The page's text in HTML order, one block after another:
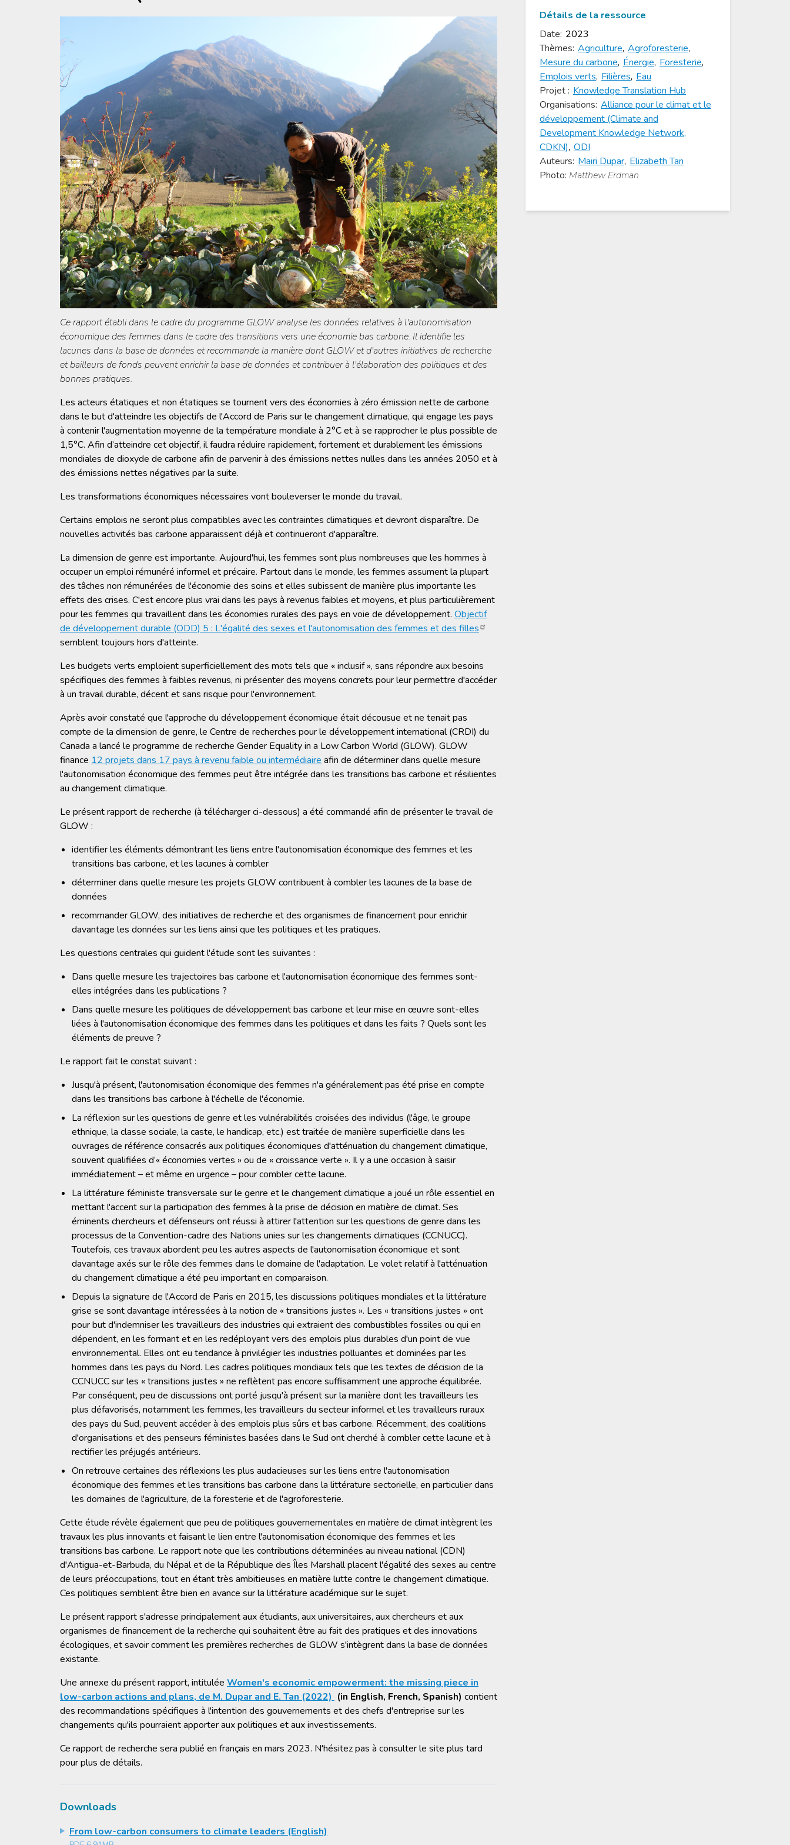
Ce rapport établi dans le cadre du programme GLOW analyse les données relatives à l'autonomisation
économique des femmes dans le cadre des transitions vers une économie bas carbone. Il identifie les
lacunes dans la base de données et recommande la manière dont GLOW et d'autres initiatives de recherche
et bailleurs de fonds peuvent enrichir la base de données et contribuer à l'élaboration des politiques et des
bonnes pratiques.
Les acteurs étatiques et non étatiques se tournent vers des économies à zéro émission nette de carbone
dans le but d'atteindre les objectifs de l'Accord de Paris sur le changement climatique, qui engage les pays
à contenir l'augmentation moyenne de la température mondiale à 2°C et à se rapprocher le plus possible de
1,5°C. Afin d’atteindre cet objectif, il faudra réduire rapidement, fortement et durablement les émissions
mondiales de dioxyde de carbone afin de parvenir à des émissions nettes nulles dans les années 2050 et à
des émissions nettes négatives par la suite.
Les transformations économiques nécessaires vont bouleverser le monde du travail.
Certains emplois ne seront plus compatibles avec les contraintes climatiques et devront disparaître. De
nouvelles activités bas carbone apparaissent déjà et continueront d'apparaître.
La dimension de genre est importante. Aujourd'hui, les femmes sont plus nombreuses que les hommes à
occuper un emploi rémunéré informel et précaire. Partout dans le monde, les femmes assument la plupart
des tâches non rémunérées de l'économie des soins et elles subissent de manière plus importante les
effets des crises. C'est encore plus vrai dans les pays à revenus faibles et moyens, et plus particulièrement
pour les femmes qui travaillent dans les économies rurales des pays en voie de développement. Objectif
de développement durable (ODD) 5 : L'égalité des sexes et l'autonomisation des femmes et des filles
semblent toujours hors d'atteinte.
Les budgets verts emploient superficiellement des mots tels que « inclusif », sans répondre aux besoins
spécifiques des femmes à faibles revenus, ni présenter des moyens concrets pour leur permettre d'accéder
à un travail durable, décent et sans risque pour l'environnement.
Après avoir constaté que l'approche du développement économique était décousue et ne tenait pas
compte de la dimension de genre, le Centre de recherches pour le développement international (CRDI) du
Canada a lancé le programme de recherche Gender Equality in a Low Carbon World (GLOW). GLOW
finance 12 projets dans 17 pays à revenu faible ou intermédiaire afin de déterminer dans quelle mesure
l'autonomisation économique des femmes peut être intégrée dans les transitions bas carbone et résilientes
au changement climatique.
Le présent rapport de recherche (à télécharger ci-dessous) a été commandé afin de présenter le travail de
GLOW :
identifier les éléments démontrant les liens entre l'autonomisation économique des femmes et les
transitions bas carbone, et les lacunes à combler
déterminer dans quelle mesure les projets GLOW contribuent à combler les lacunes de la base de
données
recommander GLOW, des initiatives de recherche et des organismes de financement pour enrichir
davantage les données sur les liens ainsi que les politiques et les pratiques.
Les questions centrales qui guident l'étude sont les suivantes :
Dans quelle mesure les trajectoires bas carbone et l'autonomisation économique des femmes sont-
elles intégrées dans les publications ?
Dans quelle mesure les politiques de développement bas carbone et leur mise en œuvre sont-elles
liées à l'autonomisation économique des femmes dans les politiques et dans les faits ? Quels sont les
éléments de preuve ?
Le rapport fait le constat suivant :
Jusqu'à présent, l'autonomisation économique des femmes n'a généralement pas été prise en compte
dans les transitions bas carbone à l'échelle de l'économie.
La réflexion sur les questions de genre et les vulnérabilités croisées des individus (l'âge, le groupe
ethnique, la classe sociale, la caste, le handicap, etc.) est traitée de manière superficielle dans les
ouvrages de référence consacrés aux politiques économiques d'atténuation du changement climatique,
souvent qualifiées d’« économies vertes » ou de « croissance verte ». Il y a une occasion à saisir
immédiatement – et même en urgence – pour combler cette lacune.
La littérature féministe transversale sur le genre et le changement climatique a joué un rôle essentiel en
mettant l'accent sur la participation des femmes à la prise de décision en matière de climat. Ses
éminents chercheurs et défenseurs ont réussi à attirer l'attention sur les questions de genre dans les
processus de la Convention-cadre des Nations unies sur les changements climatiques (CCNUCC).
Toutefois, ces travaux abordent peu les autres aspects de l'autonomisation économique et sont
davantage axés sur le rôle des femmes dans le domaine de l'adaptation. Le volet relatif à l'atténuation
du changement climatique a été peu important en comparaison.
Depuis la signature de l'Accord de Paris en 2015, les discussions politiques mondiales et la littérature
grise se sont davantage intéressées à la notion de « transitions justes ». Les « transitions justes » ont
pour but d'indemniser les travailleurs des industries qui extraient des combustibles fossiles ou qui en
dépendent, en les formant et en les redéployant vers des emplois plus durables d'un point de vue
environnemental. Elles ont eu tendance à privilégier les industries polluantes et dominées par les
hommes dans les pays du Nord. Les cadres politiques mondiaux tels que les textes de décision de la
CCNUCC sur les « transitions justes » ne reflètent pas encore suffisamment une approche équilibrée.
Par conséquent, peu de discussions ont porté jusqu'à présent sur la manière dont les travailleurs les
plus défavorisés, notamment les femmes, les travailleurs du secteur informel et les travailleurs ruraux
des pays du Sud, peuvent accéder à des emplois plus sûrs et bas carbone. Récemment, des coalitions
d'organisations et des penseurs féministes basées dans le Sud ont cherché à combler cette lacune et à
rectifier les préjugés antérieurs.
On retrouve certaines des réflexions les plus audacieuses sur les liens entre l'autonomisation
économique des femmes et les transitions bas carbone dans la littérature sectorielle, en particulier dans
les domaines de l'agriculture, de la foresterie et de l'agroforesterie.
Cette étude révèle également que peu de politiques gouvernementales en matière de climat intègrent les
travaux les plus innovants et faisant le lien entre l'autonomisation économique des femmes et les
transitions bas carbone. Le rapport note que les contributions déterminées au niveau national (CDN)
d'Antigua-et-Barbuda, du Népal et de la République des Îles Marshall placent l'égalité des sexes au centre
de leurs préoccupations, tout en étant très ambitieuses en matière lutte contre le changement climatique.
Ces politiques semblent être bien en avance sur la littérature académique sur le sujet.
Le présent rapport s'adresse principalement aux étudiants, aux universitaires, aux chercheurs et aux
organismes de financement de la recherche qui souhaitent être au fait des pratiques et des innovations
écologiques, et savoir comment les premières recherches de GLOW s'intègrent dans la base de données
existante.
Une annexe du présent rapport, intitulée Women's economic empowerment: the missing piece in
low-carbon actions and plans, de M. Dupar and E. Tan (2022) (in English, French, Spanish) contient
des recommandations spécifiques à l'intention des gouvernements et des chefs d'entreprise sur les
changements qu'ils pourraient apporter aux politiques et aux investissements.
Ce rapport de recherche sera publié en français en mars 2023. N'hésitez pas à consulter le site plus tard
pour plus de détails.
Downloads
From low-carbon consumers to climate leaders (English)
Détails de la ressource
Date: 2023
Thèmes: Agriculture, Agroforesterie,
Mesure du carbone, Énergie, Foresterie,
Emplois verts, Filières, Eau
Projet : Knowledge Translation Hub
Organisations: Alliance pour le climat et le
développement (Climate and
Development Knowledge Network,
CDKN), ODI
Auteurs: Mairi Dupar, Elizabeth Tan
Photo: Matthew Erdman